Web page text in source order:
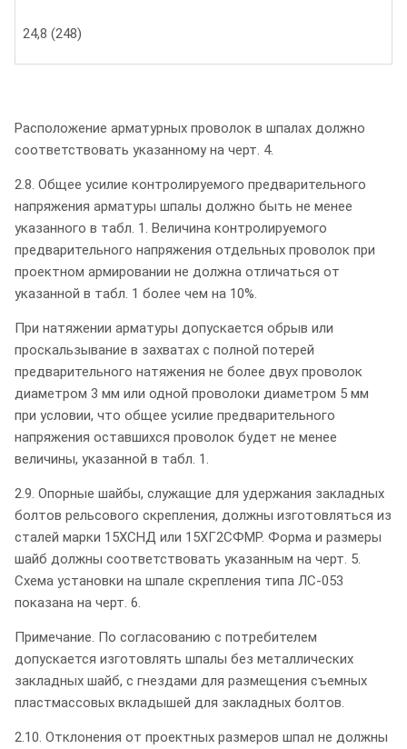
24,8 (248)
Расположение арматурных проволок в шпалах должно
соответствовать указанному на черт. 4.
2.8. Общее усилие контролируемого предварительного
напряжения арматуры шпалы должно быть не менее
указанного в табл. 1. Величина контролируемого
предварительного напряжения отдельных проволок при
проектном армировании не должна отличаться от
указанной в табл. 1 более чем на 10%.
При натяжении арматуры допускается обрыв или
проскальзывание в захватах с полной потерей
предварительного натяжения не более двух проволок
диаметром 3 мм или одной проволоки диаметром 5 мм
при условии, что общее усилие предварительного
напряжения оставшихся проволок будет не менее
величины, указанной в табл. 1.
2.9. Опорные шайбы, служащие для удержания закладных
болтов рельсового скрепления, должны изготовляться из
сталей марки 15ХСНД или 15ХГ2СФМР. Форма и размеры
шайб должны соответствовать указанным на черт. 5.
Схема установки на шпале скрепления типа ЛС-053
показана на черт. 6.
Примечание. По согласованию с потребителем
допускается изготовлять шпалы без металлических
закладных шайб, с гнездами для размещения съемных
пластмассовых вкладышей для закладных болтов.
2.10. Отклонения от проектных размеров шпал не должны